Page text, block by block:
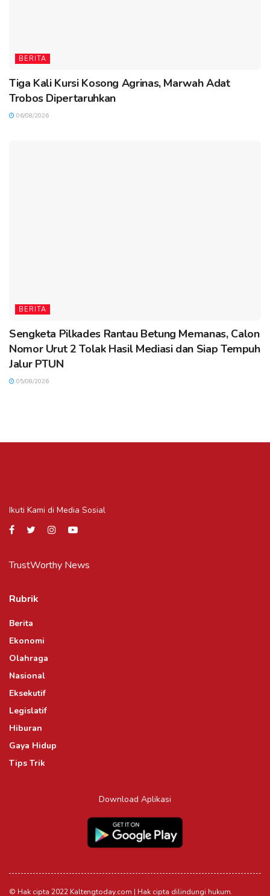
BERITA
Tiga Kali Kursi Kosong Agrinas, Marwah Adat
Trobos Dipertaruhkan
06/08/2026
BERITA
Sengketa Pilkades Rantau Betung Memanas, Calon
Nomor Urut 2 Tolak Hasil Mediasi dan Siap Tempuh
Jalur PTUN
05/08/2026
Ikuti Kami di Media Sosial
TrustWorthy News
Rubrik
Berita
Ekonomi
Olahraga
Nasional
Eksekutif
Legislatif
Hiburan
Gaya Hidup
Tips Trik
Download Aplikasi
© Hak cipta 2022 Kaltengtoday.com | Hak cipta dilindungi hukum.